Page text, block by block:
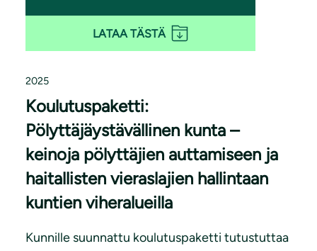
LATAA TÄSTÄ
2025
Koulutuspaketti:
Pölyttäjäystävällinen kunta –
keinoja pölyttäjien auttamiseen ja
haitallisten vieraslajien hallintaan
kuntien viheralueilla
Kunnille suunnattu koulutuspaketti tutustuttaa